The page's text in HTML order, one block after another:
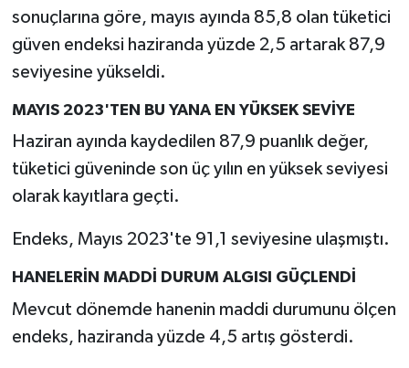
sonuçlarına göre, mayıs ayında 85,8 olan tüketici
güven endeksi haziranda yüzde 2,5 artarak 87,9
seviyesine yükseldi.
MAYIS 2023'TEN BU YANA EN YÜKSEK SEVİYE
Haziran ayında kaydedilen 87,9 puanlık değer,
tüketici güveninde son üç yılın en yüksek seviyesi
olarak kayıtlara geçti.
Endeks, Mayıs 2023'te 91,1 seviyesine ulaşmıştı.
HANELERİN MADDİ DURUM ALGISI GÜÇLENDİ
Mevcut dönemde hanenin maddi durumunu ölçen
endeks, haziranda yüzde 4,5 artış gösterdi.
Köşe Yazıları
Kültür Sanat
Magazin
Pazarlar
Politika